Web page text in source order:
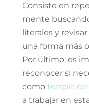
Consiste en
mente
literales y
una forma más
Por último, es
reconocer si
como terapia de
a trabajar en